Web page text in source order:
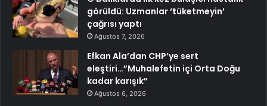
görüldü: Uzmanlar ‘tüketmeyin’
çağrısı yaptı
Ağustos 7, 2026
Efkan Ala’dan CHP’ye sert
eleştiri…”Muhalefetin içi Orta Doğu
kadar karışık”
Ağustos 6, 2026